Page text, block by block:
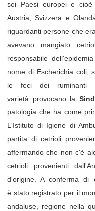
sei Paesi europei e cioè
Austria, Svizzera e
riguardanti persone che
avevano mangiato
responsabile
nome di Escherichia coli,
le feci dei ruminanti
varietà provocano la
patologia che ha come
L'Istituto di Igiene di
partita di cetrioli
affermando che non c'è
cetrioli provenienti
d'origine. A conferma di
è stato registrato per il
andaluse, regione nella